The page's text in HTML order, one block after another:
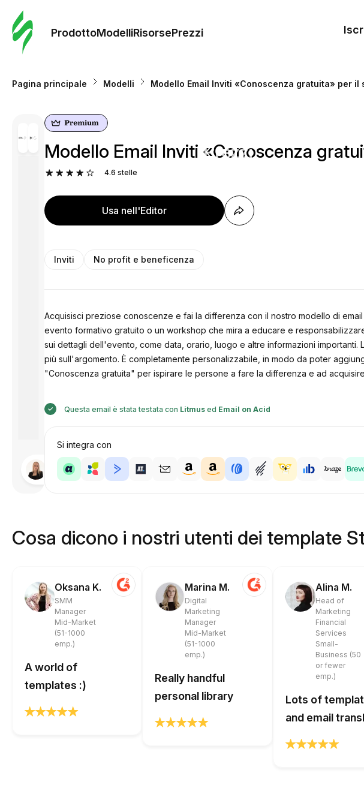
ProdottoModelliRisorsePrezzi
Prezzi
Pagina principale Modelli Modello Email Inviti «Conoscenza gratuita» per
Progettato
Anastasiia
Modello Email Inviti «Conoscenza
4.6 stelle
Usa nell'Editor
Inviti No profit e beneficenza
Acquisisci preziose conoscenze e fai la differenza con il nostro modello di
evento formativo gratuito o un workshop che mira a educare e
sui dettagli dell'evento, come data, orario, luogo e altre informazioni importanti.
più sull'argomento. È completamente personalizzabile, in modo da poter
"Conoscenza gratuita" per ispirare le persone a fare la differenza e ad
Questa email è stata testata con Litmused Email on Acid
Si integra con
Cosa dicono i nostri utenti dei template
Oksana K.
SMM
Manager
Mid-Market
(51-1000
emp.)
A world of
templates :)
Marina M.
Digital
Marketing
Manager
Mid-Market
(51-1000
emp.)
Really handful
personal library
Alina M.
Head of
Marketing
Financial
Services
Small-
Business (50
or fewer
emp.)
Lots of
and email